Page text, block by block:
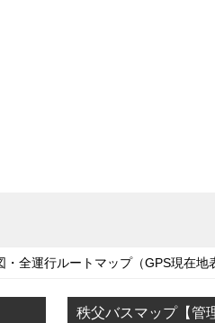
全運行ルートマップ（GPS現在地
秩父バスマップ【管